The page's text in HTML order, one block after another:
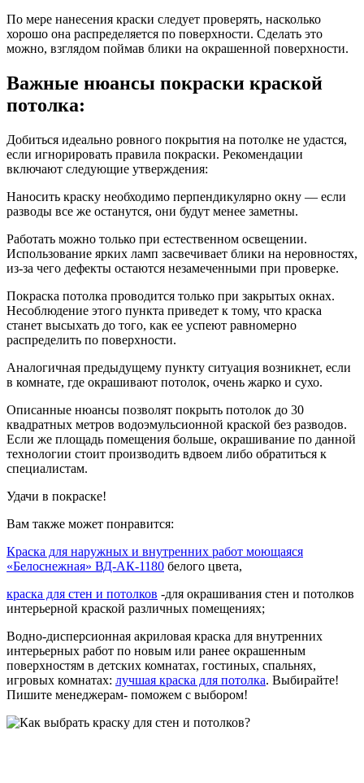
По мере нанесения краски следует проверять, насколько
хорошо она распределяется по поверхности. Сделать это
можно, взглядом поймав блики на окрашенной поверхности.
Важные нюансы покраски краской
потолка:
Добиться идеально ровного покрытия на потолке не удастся,
если игнорировать правила покраски. Рекомендации
включают следующие утверждения:
Наносить краску необходимо перпендикулярно окну — если
разводы все же останутся, они будут менее заметны.
Работать можно только при естественном освещении.
Использование ярких ламп засвечивает блики на неровностях,
из-за чего дефекты остаются незамеченными при проверке.
Покраска потолка проводится только при закрытых окнах.
Несоблюдение этого пункта приведет к тому, что краска
станет высыхать до того, как ее успеют равномерно
распределить по поверхности.
Аналогичная предыдущему пункту ситуация возникнет, если
в комнате, где окрашивают потолок, очень жарко и сухо.
Описанные нюансы позволят покрыть потолок до 30
квадратных метров водоэмульсионной краской без разводов.
Если же площадь помещения больше, окрашивание по данной
технологии стоит производить вдвоем либо обратиться к
специалистам.
Удачи в покраске!
Вам также может понравится:
Краска для наружных и внутренних работ моющаяся
«Белоснежная» ВД-АК-1180 белого цвета,
краска для стен и потолков -для окрашивания стен и потолков
интерьерной краской различных помещениях;
Водно-дисперсионная акриловая краска для внутренних
интерьерных работ по новым или ранее окрашенным
поверхностям в детских комнатах, гостиных, спальнях,
игровых комнатах: лучшая краска для потолка. Выбирайте!
Пишите менеджерам- поможем с выбором!